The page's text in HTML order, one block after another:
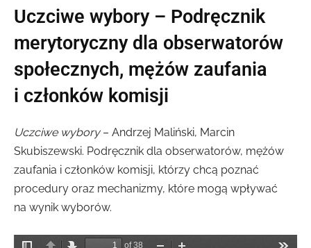
Uczciwe wybory – Podręcznik
merytoryczny dla obserwatorów
społecznych, mężów zaufania
i członków komisji
Uczciwe wybory– Andrzej Maliński, Marcin
Skubiszewski. Podręcznik dla obserwatorów, mężów
zaufania i członków komisji, którzy chcą poznać
procedury oraz mechanizmy, które mogą wpływać
na wynik wyborów.